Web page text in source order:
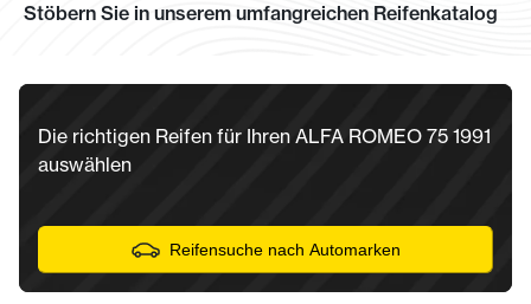
Stöbern Sie in unserem umfangreichen Reifenkatalog
Die richtigen Reifen für Ihren ALFA ROMEO 75 1991
auswählen
Reifensuche nach Automarken